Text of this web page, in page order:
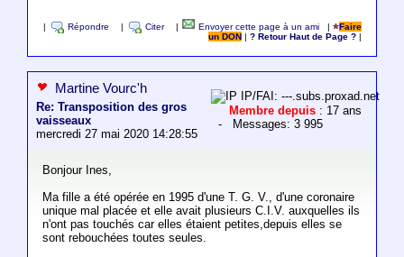
Répondre Citer Envoyer cette page à un ami |
Faire
un DON
|? Retour Haut de Page ?
Martine Vourc'h
Re: Transposition des gros
vaisseaux
mercredi 27 mai 2020 14:28:55
IP/FAI: ---.subs.proxad.net
Membre depuis : 17 ans
- Messages: 3 995
Bonjour Ines,
Ma fille a été opérée en 1995 d'une T. G. V., d'une coronaire
unique mal placée et elle avait plusieurs C.I.V. auxquelles ils
n'ont pas touchés car elles étaient petites,depuis elles se
sont rebouchées toutes seules.